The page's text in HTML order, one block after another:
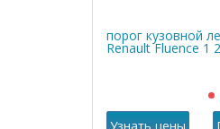
порог кузовной
Renault Fluence 1
Узнать цены